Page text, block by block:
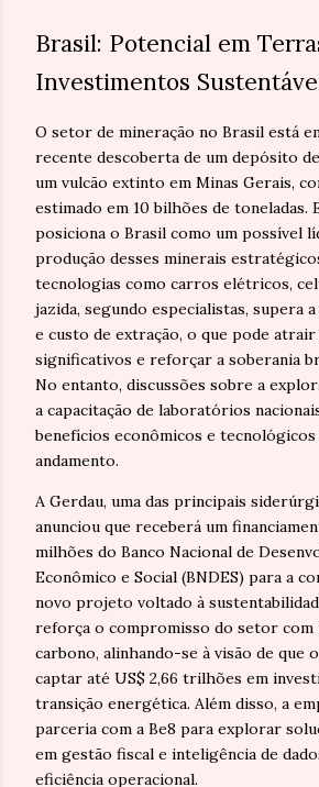
Brasil: Potencial em
Investimentos
O setor de mineração no Brasil está
recente descoberta de um depósito
um vulcão extinto em Minas Gerais,
estimado em 10 bilhões de toneladas.
posiciona o Brasil como um possível
produção desses minerais
tecnologias como carros elétricos,
jazida, segundo especialistas, supera
e custo de extração, o que pode
significativos e reforçar a soberania
No entanto, discussões sobre a
a capacitação de laboratórios
benefícios econômicos e tecnológicos
andamento.
A Gerdau, uma das principais
anunciou que receberá um
milhões do Banco Nacional de
Econômico e Social (BNDES) para a
novo projeto voltado à
reforça o compromisso do setor com
carbono, alinhando-se à visão de que
captar até US$ 2,66 trilhões em
transição energética. Além disso, a
parceria com a Be8 para explorar
em gestão fiscal e inteligência de
eficiência operacional.